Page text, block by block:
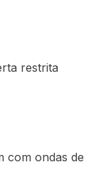
restrita
com ondas de